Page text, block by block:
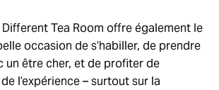
Tea Room offre également le
occasion de s’habiller, de prendre
un être cher, et de profiter de
l’expérience – surtout sur la